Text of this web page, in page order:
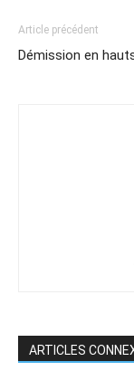
Article précédent
Démission en
ARTICLES